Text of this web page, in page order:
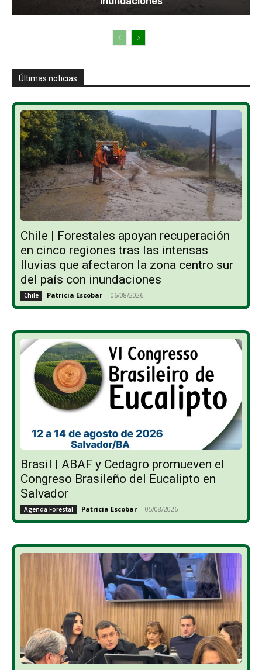
Últimas noticias
Chile | Forestales apoyan recuperación
en cinco regiones tras las intensas
lluvias que afectaron la zona centro sur
del país con inundaciones
Chile Patricia Escobar - 06/08/2026
Brasil | ABAF y Cedagro promueven el
Congreso Brasileño del Eucalipto en
Salvador
Agenda Forestal Patricia Escobar - 05/08/2026